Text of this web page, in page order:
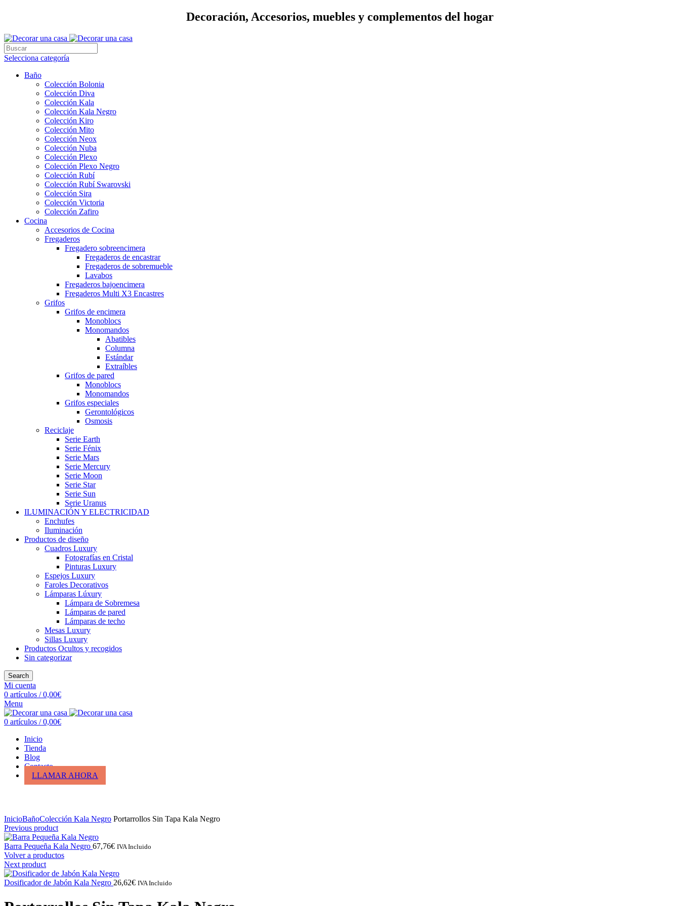
Decoración, Accesorios, muebles y complementos del hogar
Selecciona categoría
Baño
Colección Bolonia
Colección Diva
Colección Kala
Colección Kala Negro
Colección Kiro
Colección Mito
Colección Neox
Colección Nuba
Colección Plexo
Colección Plexo Negro
Colección Rubí
Colección Rubí Swarovski
Colección Sira
Colección Victoria
Colección Zafiro
Cocina
Accesorios de Cocina
Fregaderos
Fregadero sobreencimera
Fregaderos de encastrar
Fregaderos de sobremueble
Lavabos
Fregaderos bajoencimera
Fregaderos Multi X3 Encastres
Grifos
Grifos de encimera
Monoblocs
Monomandos
Abatibles
Columna
Estándar
Extraíbles
Grifos de pared
Monoblocs
Monomandos
Grifos especiales
Gerontológicos
Osmosis
Reciclaje
Serie Earth
Serie Fénix
Serie Mars
Serie Mercury
Serie Moon
Serie Star
Serie Sun
Serie Uranus
ILUMINACIÓN Y ELECTRICIDAD
Enchufes
Iluminación
Productos de diseño
Cuadros Luxury
Fotografías en Cristal
Pinturas Luxury
Espejos Luxury
Faroles Decorativos
Lámparas Lúxury
Lámpara de Sobremesa
Lámparas de pared
Lámparas de techo
Mesas Luxury
Sillas Luxury
Productos Ocultos y recogidos
Sin categorizar
Search
Mi cuenta
0 artículos / 0,00€
Menu
0 artículos / 0,00€
Inicio
Tienda
Blog
Contacto
LLAMAR AHORA
InicioBañoColección Kala Negro Portarrollos Sin Tapa Kala Negro
Previous product
Barra Pequeña Kala Negro 67,76€ IVA Incluido
Volver a productos
Next product
Dosificador de Jabón Kala Negro 26,62€ IVA Incluido